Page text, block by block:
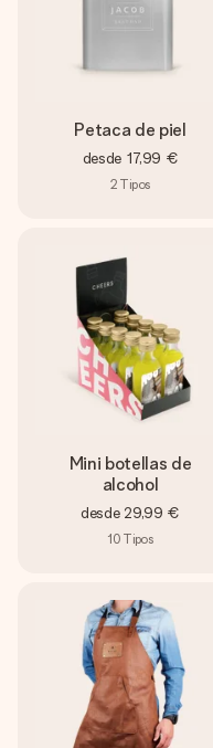
Petaca de piel
desde 17,99 €
2 Tipos
Mini botellas de
alcohol
desde 29,99 €
10 Tipos